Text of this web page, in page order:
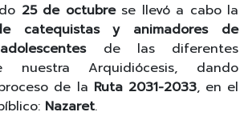
25 de octubrese llevó a cabo la
catequistas y animadores de
de las diferentes
nuestra Arquidiócesis, dando
de la Ruta 2031-2033, en el
Nazaret.